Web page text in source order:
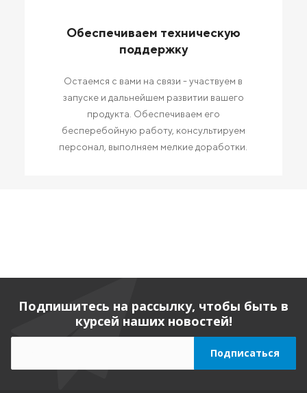
Обеспечиваем техническую
поддержку
Остаемся с вами на связи - участвуем в
запуске и дальнейшем развитии вашего
продукта. Обеспечиваем его
бесперебойную работу, консультируем
персонал, выполняем мелкие доработки.
Подпишитесь на рассылку, чтобы быть в
курсей наших новостей!